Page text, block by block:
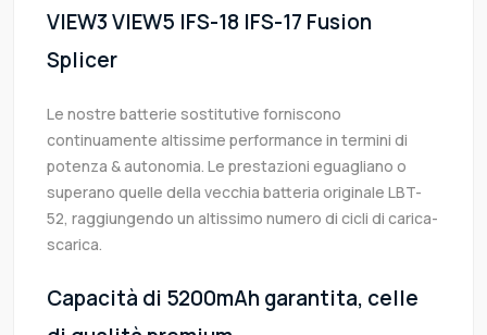
VIEW3 VIEW5 IFS-18 IFS-17 Fusion
Splicer
Le nostre batterie sostitutive forniscono
continuamente altissime performance in termini di
potenza & autonomia. Le prestazioni eguagliano o
superano quelle della vecchia batteria originale LBT-
52, raggiungendo un altissimo numero di cicli di carica-
scarica.
Capacità di 5200mAh garantita, celle